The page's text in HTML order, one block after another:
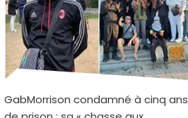
GabMorrison condamné à cinq ans